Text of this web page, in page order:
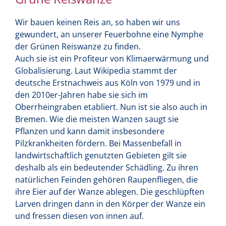
Wir bauen keinen Reis an, so haben wir uns
gewundert, an unserer Feuerbohne eine Nymphe
der Grünen Reiswanze zu finden.
Auch sie ist ein Profiteur von Klimaerwärmung und
Globalisierung. Laut Wikipedia stammt der
deutsche Erstnachweis aus Köln von 1979 und in
den 2010er-Jahren habe sie sich im
Oberrheingraben etabliert. Nun ist sie also auch in
Bremen. Wie die meisten Wanzen saugt sie
Pflanzen und kann damit insbesondere
Pilzkrankheiten fördern. Bei Massenbefall in
landwirtschaftlich genutzten Gebieten gilt sie
deshalb als ein bedeutender Schädling. Zu ihren
natürlichen Feinden gehören Raupenfliegen, die
ihre Eier auf der Wanze ablegen. Die geschlüpften
Larven dringen dann in den Körper der Wanze ein
und fressen diesen von innen auf.